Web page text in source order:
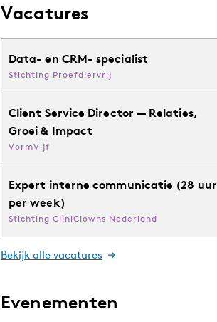
Vacatures
Data- en CRM- specialist
Stichting Proefdiervrij
Client Service Director — Relaties,
Groei & Impact
VormVijf
Expert interne communicatie (28 uur
per week)
Stichting CliniClowns Nederland
Bekijk alle vacatures
Evenementen